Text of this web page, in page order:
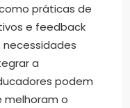
práticas de
e feedback
a
podem
melhoram o